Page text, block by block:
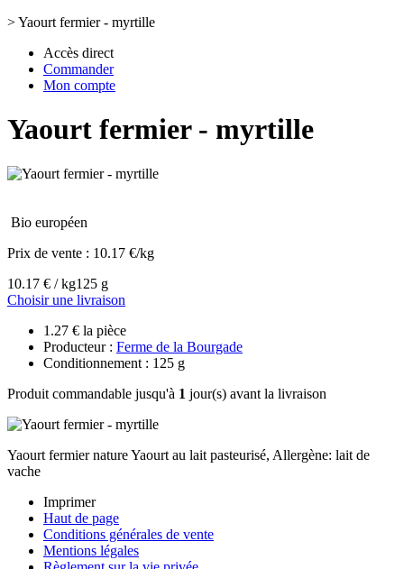
>Yaourt fermier - myrtille
Accès direct
Commander
Mon compte
Yaourt fermier - myrtille
Bio européen
Prix de vente : 10.17 €/kg
10.17 € / kg125 g
Choisir une livraison
1.27 € la pièce
Producteur : Ferme de la Bourgade
Conditionnement : 125 g
Produit commandable jusqu'à 1 jour(s) avant la livraison
Yaourt fermier nature Yaourt au lait pasteurisé, Allergène: lait de
vache
Imprimer
Haut de page
Conditions générales de vente
Mentions légales